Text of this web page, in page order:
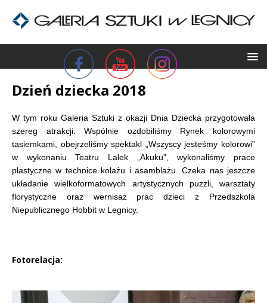
Dzień dziecka 2018
W tym roku Galeria Sztuki z okazji Dnia Dziecka przygotowała
szereg atrakcji. Wspólnie ozdobiliśmy Rynek kolorowymi
tasiemkami, obejrzeliśmy spektakl „Wszyscy jesteśmy kolorowi”
w wykonaniu Teatru Lalek „Akuku”, wykonaliśmy prace
plastyczne w technice kolażu i asamblażu. Czeka nas jeszcze
układanie wielkoformatowych artystycznych puzzli, warsztaty
florystyczne oraz wernisaż prac dzieci z Przedszkola
Niepublicznego Hobbit w Legnicy.
Fotorelacja: